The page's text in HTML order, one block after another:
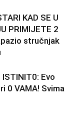
KAD SE U
PRIMIJETE 2
stručnjak
ISTINIT0: Evo
0 VAMA! Svima